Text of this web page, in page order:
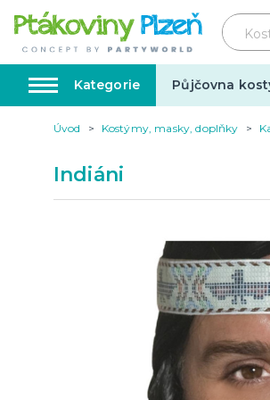
Kategorie Půjčovna
Dárky pro muže
Dárky pro ženy
Dárky pro oba
Úvod Kostýmy, masky, doplňky
Indiáni